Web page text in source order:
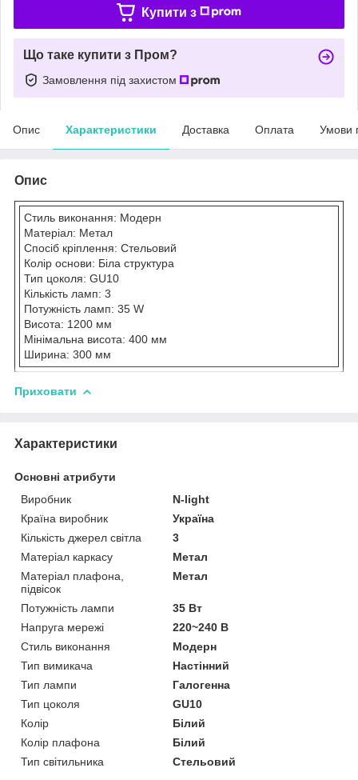
Купити з
Що таке купити з Пром?
Замовлення під захистом
Опис Характеристики Доставка Оплата Умови
Опис
Стиль виконання: Модерн
Матеріал: Метал
Спосіб кріплення: Стельовий
Колір основи: Біла структура
Тип цоколя: GU10
Кількість ламп: 3
Потужність ламп: 35 W
Висота: 1200 мм
Мінімальна висота: 400 мм
Ширина: 300 мм
Приховати
Характеристики
Основні атрибути
Виробник
N-light
Країна виробник
Україна
Кількість джерел світла
3
Матеріал каркасу
Метал
Матеріал плафона,
підвісок
Метал
Потужність лампи
35 Вт
Напруга мережі
220~240 В
Стиль виконання
Модерн
Тип вимикача
Настінний
Тип лампи
Галогенна
Тип цоколя
GU10
Колір
Білий
Колір плафона
Білий
Тип світильника
Стельовий